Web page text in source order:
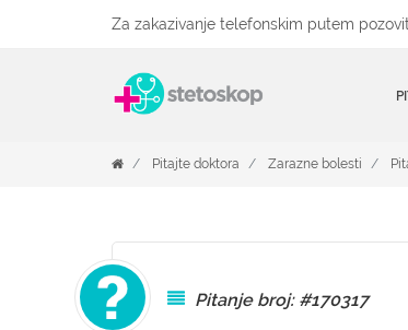
Za zakazivanje telefonskim putem
Pitajte doktora Zarazne bolesti
Pitanje broj: #170317